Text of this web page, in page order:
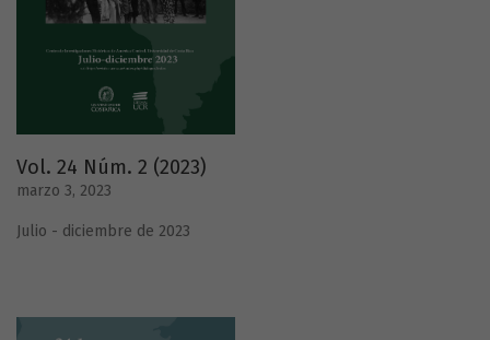
Vol. 24 Núm. 2 (2023)
marzo 3, 2023
Julio - diciembre de 2023